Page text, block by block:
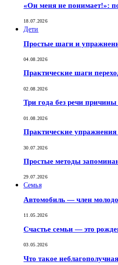
«Он меня не понимает!»:
18.07.2026
Дети
Простые шаги и
04.08.2026
Практические шаги
02.08.2026
Три года без речи причины
01.08.2026
Практические упражнения
30.07.2026
Простые методы
29.07.2026
Семья
Автомобиль — член
11.05.2026
Счастье семьи — это
03.05.2026
Что такое